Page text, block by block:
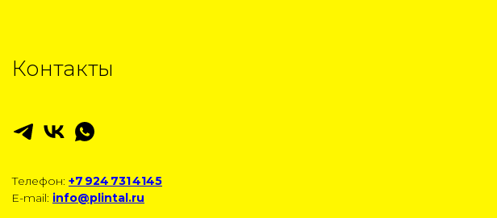
Контакты
Телефон: +7 924 731 4145
E-mail: info@plintal.ru